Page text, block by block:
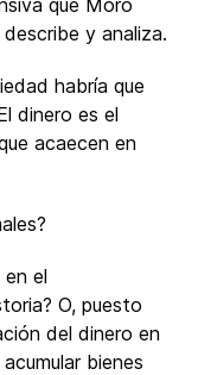
que Moro
y analiza.
habría que
dinero es el
acaecen en
el
O, puesto
del dinero en
bienes